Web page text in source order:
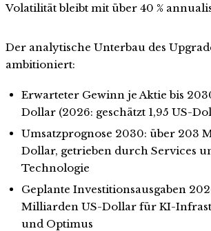
Volatilität bleibt mit über 40 %
Der analytische Unterbau des
ambitioniert:
Erwarteter Gewinn je Aktie bis
Dollar (2026: geschätzt 1,95 US-
Umsatzprognose 2030: über 203
Dollar, getrieben durch Services
Technologie
Geplante Investitionsausgaben
Milliarden US-Dollar für KI-
und Optimus